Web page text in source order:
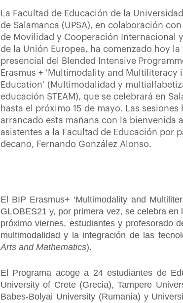
La Facultad de Educación de la
de Salamanca (UPSA), en colaboración
de Movilidad y Cooperación Internacional
de la Unión Europea, ha comenzado hoy la
presencial del Blended Intensive
Erasmus + ‘Multimodality and Multiliteracy
Education’ (Multimodalidad y
educación STEAM), que se celebrará en
hasta el próximo 15 de mayo. Las sesiones
arrancado esta mañana con la bienvenida
asistentes a la Facultad de Educación por
decano, Fernando González Alonso.
El BIP Erasmus+ ‘Multimodality and
GLOBES21 y, por primera vez, se celebra
próximo viernes, estudiantes y profesorado
multimodalidad y la integración de las
Arts and Mathematics).
El Programa acoge a 24 estudiantes de
University of Crete (Grecia), Tampere
Babes-Bolyai University (Rumanía) y